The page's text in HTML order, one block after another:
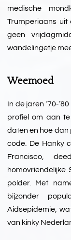
medische
Trumperiaans uit
geen
wandelingetje
Weemoed
In de jaren ‘70-
profiel om aan
daten en hoe dan
code. De Hanky
Francisco,
homovriendelijke
polder. Met
bijzonder
Aidsepidemie,
van kinky